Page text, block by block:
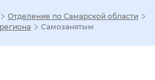
Отделение по Самарской области
Самозанятым